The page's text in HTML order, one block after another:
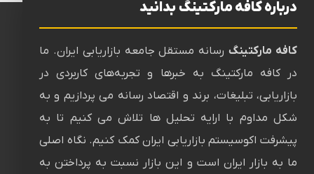
درباره کافه مارکتینگ بدانید
کافه مارکتینگرسانه‌ مستقل جامعه بازاریابی ایران. ما
در کافه مارکتینگ به خبرها و تجربه‌های کاربردی در
بازاریابی، تبلیغات، برند و اقتصاد رسانه می پردازیم و به
شکل مداوم با ارایه تحلیل ها تلاش می کنیم تا به
پیشرفت اکوسیستم بازاریابی ایران کمک کنیم. نگاه اصلی
ما به بازار ایران است و این بازار نسبت به پرداختن به